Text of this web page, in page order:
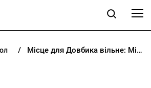
Місце для Довбика вільне: Мілан офіційно повідомив про перехід Морати